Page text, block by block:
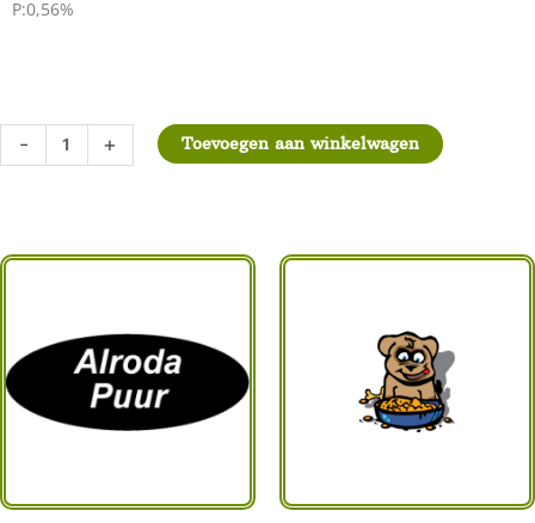
P:0,56%
-
Fazant
+ Toevoegen aan winkelwagen